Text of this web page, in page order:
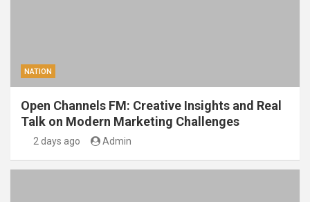
NATION
Open Channels FM: Creative Insights and Real
Talk on Modern Marketing Challenges
2 days ago Admin